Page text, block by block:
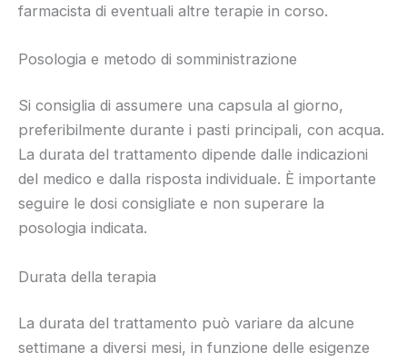
farmacista di eventuali altre terapie in corso.
Posologia e metodo di somministrazione
Si consiglia di assumere una capsula al giorno,
preferibilmente durante i pasti principali, con acqua.
La durata del trattamento dipende dalle indicazioni
del medico e dalla risposta individuale. È importante
seguire le dosi consigliate e non superare la
posologia indicata.
Durata della terapia
La durata del trattamento può variare da alcune
settimane a diversi mesi, in funzione delle esigenze